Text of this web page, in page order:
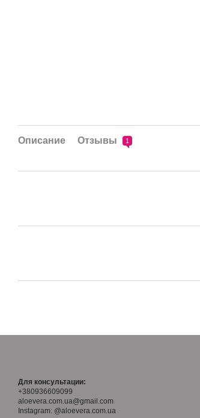
Описание Отзывы 1
Для консультации:
+380936609099
aloevera.com.ua@gmail.com
Instagram: @aloevera.com.ua